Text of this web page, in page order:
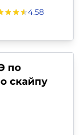
4.58
по
скайпу